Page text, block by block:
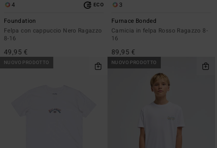
4 ECO
Foundation
Felpa con cappuccio Nero Ragazzo
8-16
49,95 €
3
Furnace Bonded
Camicia in felpa Rosso Ragazzo 8-
16
89,95 €
NUOVO PRODOTTO NUOVO PRODOTTO